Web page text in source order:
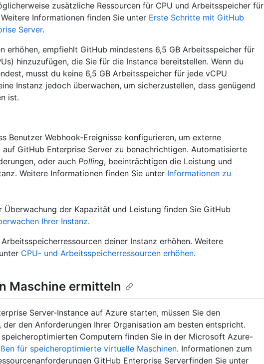
zusätzliche Ressourcen für CPU und Arbeitsspeicher für
Informationen finden Sie unter Erste Schritte mit GitHub
Server.
erhöhen, empfiehlt GitHub mindestens 6,5 GB Arbeitsspeicher für
hinzuzufügen, die Sie für die Instance bereitstellen. Wenn du
musst du keine 6,5 GB Arbeitsspeicher für jede vCPU
Instanz jedoch überwachen, um sicherzustellen, dass genügend
ist.
Benutzer Webhook-Ereignisse konfigurieren, um externe
GitHub Enterprise Server zu benachrichtigen. Automatisierte
oder auch Polling, beeinträchtigen die Leistung und
Weitere Informationen finden Sie unter Informationen zu
Überwachung der Kapazität und Leistung finden Sie GitHub
Ihrer Instanz.
deiner Instanz erhöhen. Weitere
CPU- und Arbeitsspeicherressourcen erhöhen.
Maschine ermitteln
Server-Instance auf Azure starten, müssen Sie den
den Anforderungen Ihrer Organisation am besten entspricht.
Computern finden Sie in der Microsoft Azure-
für speicheroptimierte virtuelle Maschinen. Informationen zum
GitHub Enterprise Serverfinden Sie unter